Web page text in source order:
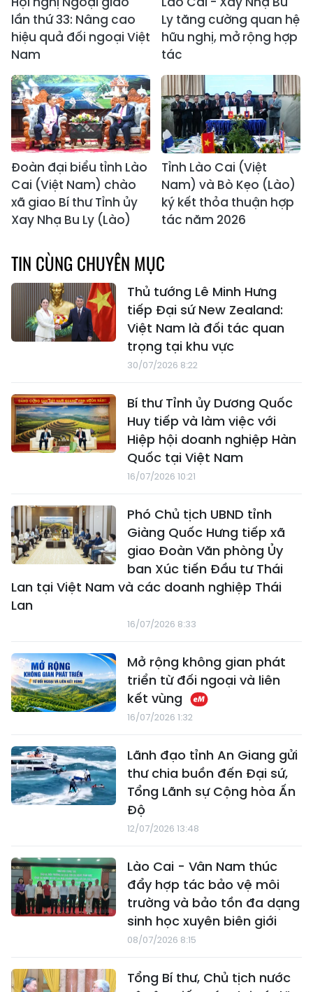
lần thứ 33: Nâng cao
hiệu quả đối ngoại Việt
Nam
Ly tăng cường quan hệ
hữu nghị, mở rộng hợp
tác
Đoàn đại biểu tỉnh Lào
Cai (Việt Nam) chào
xã giao Bí thư Tỉnh ủy
Xay Nhạ Bu Ly (Lào)
Tỉnh Lào Cai (Việt
Nam) và Bò Kẹo (Lào)
ký kết thỏa thuận hợp
tác năm 2026
TIN CÙNG CHUYÊN MỤC
Thủ tướng Lê Minh Hưng
tiếp Đại sứ New Zealand:
Việt Nam là đối tác quan
trọng tại khu vực
30/07/2026 8:22
Bí thư Tỉnh ủy Dương Quốc
Huy tiếp và làm việc với
Hiệp hội doanh nghiệp Hàn
Quốc tại Việt Nam
16/07/2026 10:21
Phó Chủ tịch UBND tỉnh
Giàng Quốc Hưng tiếp xã
giao Đoàn Văn phòng Ủy
ban Xúc tiến Đầu tư Thái
Lan tại Việt Nam và các doanh nghiệp Thái
Lan
16/07/2026 8:33
Mở rộng không gian phát
triển từ đối ngoại và liên
kết vùng
16/07/2026 1:32
Lãnh đạo tỉnh An Giang gửi
thư chia buồn đến Đại sứ,
Tổng Lãnh sự Cộng hòa Ấn
Độ
12/07/2026 13:48
Lào Cai - Vân Nam thúc
đẩy hợp tác bảo vệ môi
trường và bảo tồn đa dạng
sinh học xuyên biên giới
08/07/2026 8:15
Tổng Bí thư, Chủ tịch nước